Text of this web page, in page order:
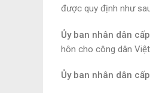
được quy định như
Ủy ban nhân dân
hôn cho công dân
Ủy ban nhân dân